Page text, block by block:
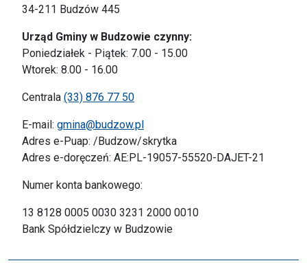
34-211 Budzów 445
Urząd Gminy w Budzowie czynny:
Poniedziałek - Piątek: 7.00 - 15.00
Wtorek: 8.00 - 16.00
Centrala (33) 876 77 50
E-mail: gmina@budzow.pl
Adres e-Puap: /Budzow/skrytka
Adres e-doręczeń: AE:PL-19057-55520-DAJET-21
Numer konta bankowego:
13 8128 0005 0030 3231 2000 0010
Bank Spółdzielczy w Budzowie